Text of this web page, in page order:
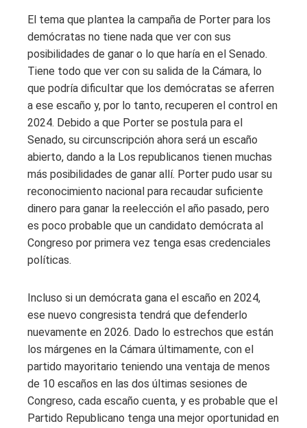
El tema que plantea la campaña de Porter para los
demócratas no tiene nada que ver con sus
posibilidades de ganar o lo que haría en el Senado.
Tiene todo que ver con su salida de la Cámara, lo
que podría dificultar que los demócratas se aferren
a ese escaño y, por lo tanto, recuperen el control en
2024. Debido a que Porter se postula para el
Senado, su circunscripción ahora será un escaño
abierto, dando a la Los republicanos tienen muchas
más posibilidades de ganar allí. Porter pudo usar su
reconocimiento nacional para recaudar suficiente
dinero para ganar la reelección el año pasado, pero
es poco probable que un candidato demócrata al
Congreso por primera vez tenga esas credenciales
políticas.
Incluso si un demócrata gana el escaño en 2024,
ese nuevo congresista tendrá que defenderlo
nuevamente en 2026. Dado lo estrechos que están
los márgenes en la Cámara últimamente, con el
partido mayoritario teniendo una ventaja de menos
de 10 escaños en las dos últimas sesiones de
Congreso, cada escaño cuenta, y es probable que el
Partido Republicano tenga una mejor oportunidad en